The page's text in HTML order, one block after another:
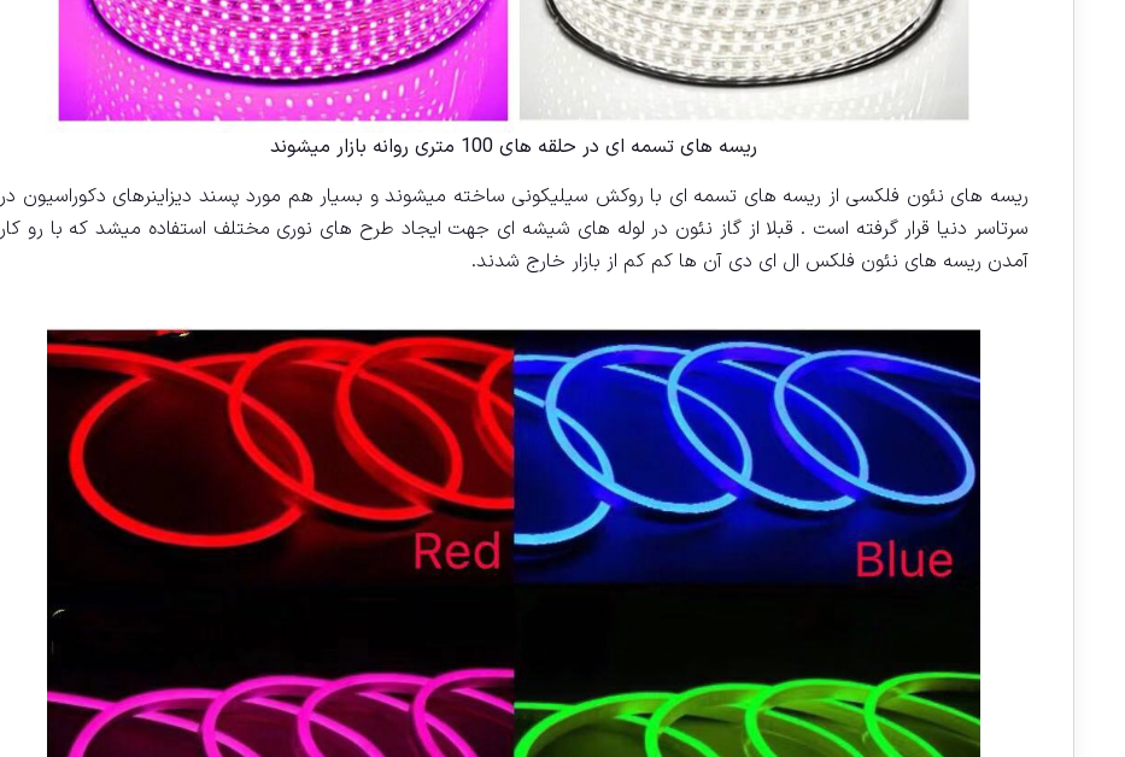
ریسه های تسمه ای در حلقه های 100 متری روانه بازار میشوند
ریسه های نئون فلکسی از ریسه های تسمه ای با روکش سیلیکونی ساخته میشوند و بسیار هم مورد پسند دیزاینرهای دکوراسیون در
سرتاسر دنیا قرار گرفته است . قبلا از گاز نئون در لوله های شیشه ای جهت ایجاد طرح های نوری مختلف استفاده میشد که با رو کار
آمدن ریسه های نئون فلکس ال ای دی آن ها کم کم از بازار خارج شدند.